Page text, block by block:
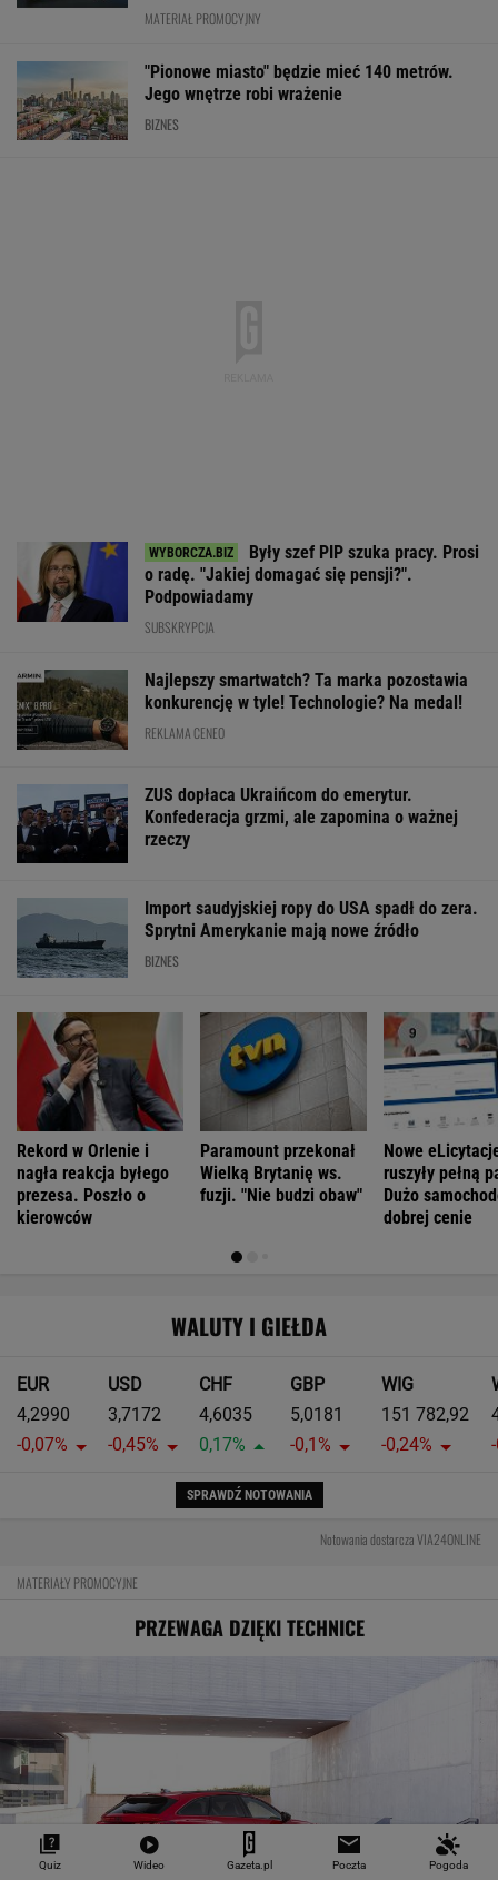
MATERIAŁ PROMOCYJNY
"Pionowe miasto" będzie mieć 140 metrów.
Jego wnętrze robi wrażenie
BIZNES
Były szef PIP szuka pracy. Prosi
o radę. "Jakiej domagać się pensji?".
Podpowiadamy
SUBSKRYPCJA
Najlepszy smartwatch? Ta marka pozostawia
konkurencję w tyle! Technologie? Na medal!
REKLAMA CENEO
ZUS dopłaca Ukraińcom do emerytur.
Konfederacja grzmi, ale zapomina o ważnej
rzeczy
Import saudyjskiej ropy do USA spadł do zera.
Sprytni Amerykanie mają nowe źródło
BIZNES
Rekord w Orlenie i
nagła reakcja byłego
prezesa. Poszło o
kierowców
Paramount przekonał
Wielką Brytanię ws.
fuzji. "Nie budzi obaw"
Nowe
ruszyły pełną
Dużo
dobrej cenie
WALUTY I GIEŁDA
EUR
4,2990
-0,07%
USD
3,7172
-0,45%
CHF
4,6035
0,17%
GBP
5,0181
-0,1%
WIG
151 782,92
-0,24%
SPRAWDŹ NOTOWANIA
Notowania dostarcza VIA24ONLINE
MATERIAŁY PROMOCYJNE
PRZEWAGA DZIĘKI TECHNICE
Quiz Wideo Gazeta.pl Poczta Pogoda